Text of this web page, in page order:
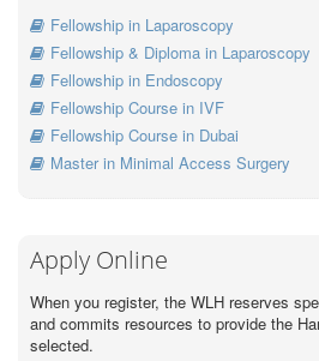
Fellowship in Laparoscopy
Fellowship & Diploma in Laparoscopy
Fellowship in Endoscopy
Fellowship Course in IVF
Fellowship Course in Dubai
Master in Minimal Access Surgery
Apply Online
When you register, the WLH reserves
and commits resources to provide the
selected.